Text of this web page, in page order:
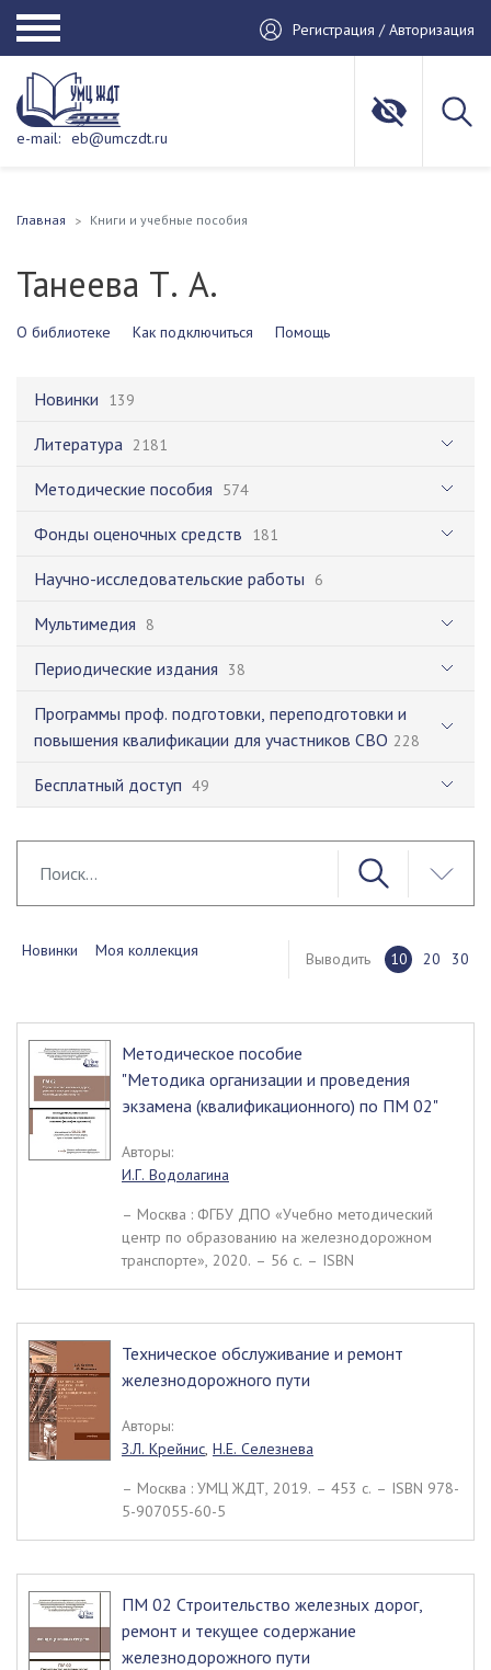
Регистрация / Авторизация
e-mail: eb@umczdt.ru
Главная Книги и учебные пособия
Танеева Т. А.
О библиотеке Как подключиться Помощь
Новинки 139
Литература 2181
Методические пособия 574
Фонды оценочных средств 181
Научно-исследовательские работы 6
Мультимедия 8
Периодические издания 38
Программы проф. подготовки, переподготовки и
повышения квалификации для участников СВО 228
Бесплатный доступ 49
Новинки Моя коллекция Выводить 10 20 30
Методическое пособие
"Методика организации и проведения
экзамена (квалификационного) по ПМ 02"
Авторы:
И.Г. Водолагина
– Москва : ФГБУ ДПО «Учебно методический
центр по образованию на железнодорожном
транспорте», 2020. – 56 c. – ISBN
Техническое обслуживание и ремонт
железнодорожного пути
Авторы:
З.Л. Крейнис, Н.Е. Селезнева
– Москва : УМЦ ЖДТ, 2019. – 453 c. – ISBN 978-
5-907055-60-5
ПМ 02 Строительство железных дорог,
ремонт и текущее содержание
железнодорожного пути